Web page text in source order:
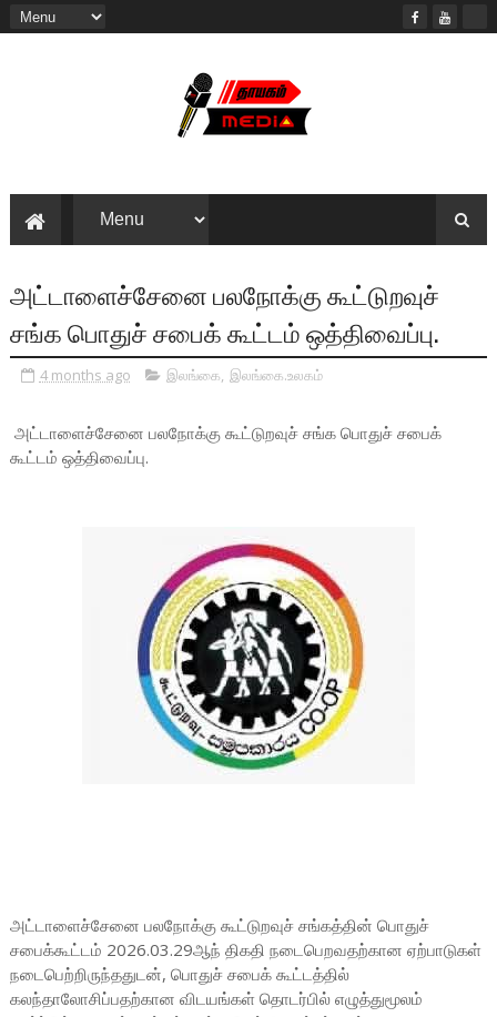
அட்டாளைச்சேனை பலநோக்கு கூட்டுறவுச்
சங்க பொதுச் சபைக் கூட்டம் ஒத்திவைப்பு.
4 months ago இலங்கை, இலங்கை.உலகம்
அட்டாளைச்சேனை பலநோக்கு கூட்டுறவுச் சங்க பொதுச் சபைக்
கூட்டம் ஒத்திவைப்பு.
அட்டாளைச்சேனை பலநோக்கு கூட்டுறவுச் சங்கத்தின் பொதுச்
சபைக்கூட்டம் 2026.03.29ஆந் திகதி நடைபெறவதற்கான ஏற்பாடுகள்
நடைபெற்றிருந்ததுடன், பொதுச் சபைக் கூட்டத்தில்
கலந்தாலோசிப்பதற்கான விடயங்கள் தொடர்பில் எழுத்துமூலம்